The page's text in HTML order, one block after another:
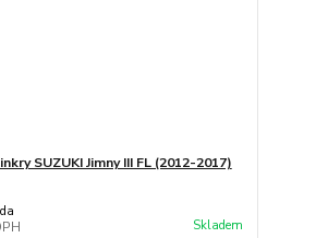
SUZUKI Jimny III FL (2012-2017)
Skladem